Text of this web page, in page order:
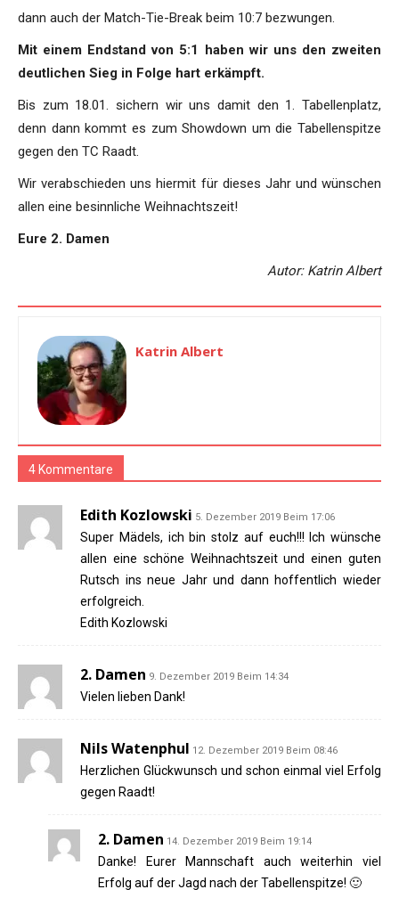
dann auch der Match-Tie-Break beim 10:7 bezwungen.
Mit einem Endstand von 5:1 haben wir uns den zweiten
deutlichen Sieg in Folge hart erkämpft.
Bis zum 18.01. sichern wir uns damit den 1. Tabellenplatz,
denn dann kommt es zum Showdown um die Tabellenspitze
gegen den TC Raadt.
Wir verabschieden uns hiermit für dieses Jahr und wünschen
allen eine besinnliche Weihnachtszeit!
Eure 2. Damen
Autor: Katrin Albert
Katrin Albert
4 Kommentare
Edith Kozlowski 5. Dezember 2019 Beim 17:06
Super Mädels, ich bin stolz auf euch!!! Ich wünsche
allen eine schöne Weihnachtszeit und einen guten
Rutsch ins neue Jahr und dann hoffentlich wieder
erfolgreich.
Edith Kozlowski
2. Damen 9. Dezember 2019 Beim 14:34
Vielen lieben Dank!
Nils Watenphul 12. Dezember 2019 Beim 08:46
Herzlichen Glückwunsch und schon einmal viel Erfolg
gegen Raadt!
2. Damen 14. Dezember 2019 Beim 19:14
Danke! Eurer Mannschaft auch weiterhin viel
Erfolg auf der Jagd nach der Tabellenspitze! 🙂